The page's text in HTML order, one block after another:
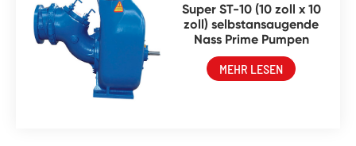
Super ST-10 (10 zoll x 10
zoll) selbstansaugende
Nass Prime Pumpen
MEHR LESEN